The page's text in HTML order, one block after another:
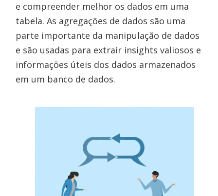
e compreender melhor os dados em uma
tabela. As agregações de dados são uma
parte importante da manipulação de dados
e são usadas para extrair insights valiosos e
informações úteis dos dados armazenados
em um banco de dados.